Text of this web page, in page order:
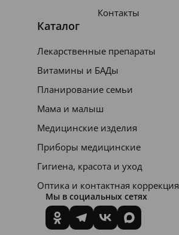
Контакты
Каталог
Лекарственные препараты
Витамины и БАДы
Планирование семьи
Мама и малыш
Медицинские изделия
Приборы медицинские
Гигиена, красота и уход
Оптика и контактная коррекция
Мы в социальных сетях